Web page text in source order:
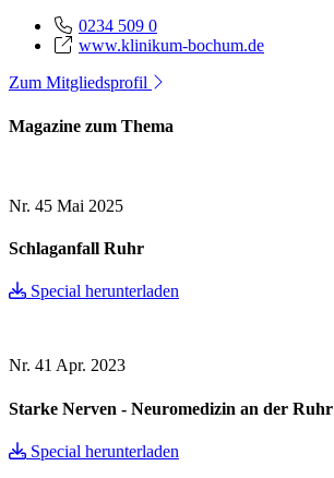
0234 509 0
www.klinikum-bochum.de
Zum Mitgliedsprofil
Magazine zum Thema
Nr. 45 Mai 2025
Schlaganfall Ruhr
Special herunterladen
Nr. 41 Apr. 2023
Starke Nerven - Neuromedizin an der Ruhr
Special herunterladen